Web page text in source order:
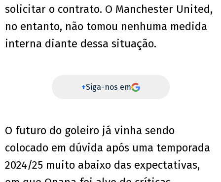
solicitar o contrato. O Manchester United,
no entanto, não tomou nenhuma medida
interna diante dessa situação.
+Siga-nos em
O futuro do goleiro já vinha sendo
colocado em dúvida após uma temporada
2024/25 muito abaixo das expectativas,